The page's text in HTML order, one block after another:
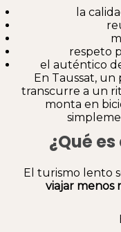
la
respeto
el auténtico
En Taussat,
transcurre a un
monta en
¿Qué
El turismo lento
viajar menos